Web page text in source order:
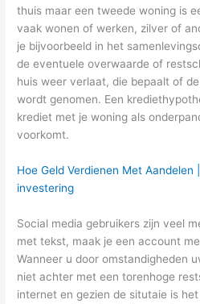
thuis maar een tweede woning is
vaak wonen of werken, zilver of
je bijvoorbeeld in het
de eventuele overwaarde of
huis weer verlaat, die bepaalt of
wordt genomen. Een
krediet met je woning als
voorkomt.
Hoe Geld Verdienen Met Aandelen
investering
Social media gebruikers zijn veel
met tekst, maak je een account
Wanneer u door omstandigheden
niet achter met een torenhoge
internet en gezien de situtaie is